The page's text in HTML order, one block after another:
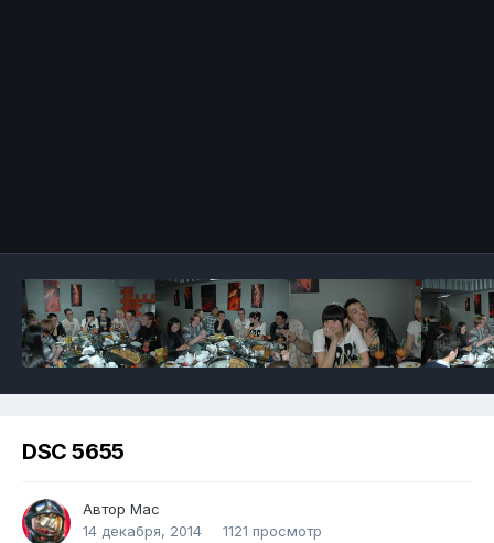
DSC 5655
Автор Mac
14 декабря, 2014
1121 просмотр